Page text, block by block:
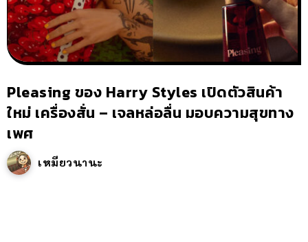
Pleasing ของ Harry Styles เปิดตัวสินค้า
ใหม่ เครื่องสั่น – เจลหล่อลื่น มอบความสุขทาง
เพศ
เหมียวนานะ